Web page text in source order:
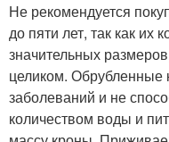
Не рекомендуется
до пяти лет, так как их
значительных
целиком. Обрубленные
заболеваний и не
количеством воды и